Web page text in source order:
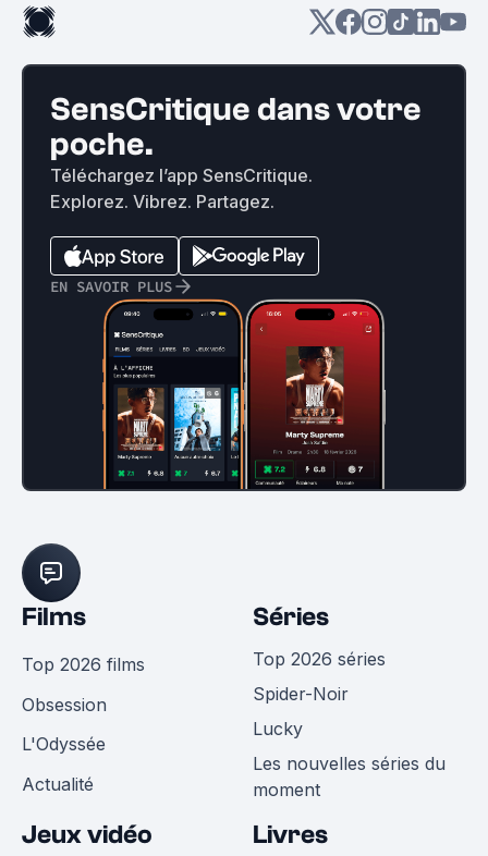
SensCritique dans votre
poche.
Téléchargez l’app SensCritique.
Explorez. Vibrez. Partagez.
EN SAVOIR PLUS
Films
Top 2026 films
Obsession
L'Odyssée
Actualité
Séries
Top 2026 séries
Spider-Noir
Lucky
Les nouvelles séries du
moment
Jeux vidéo Livres